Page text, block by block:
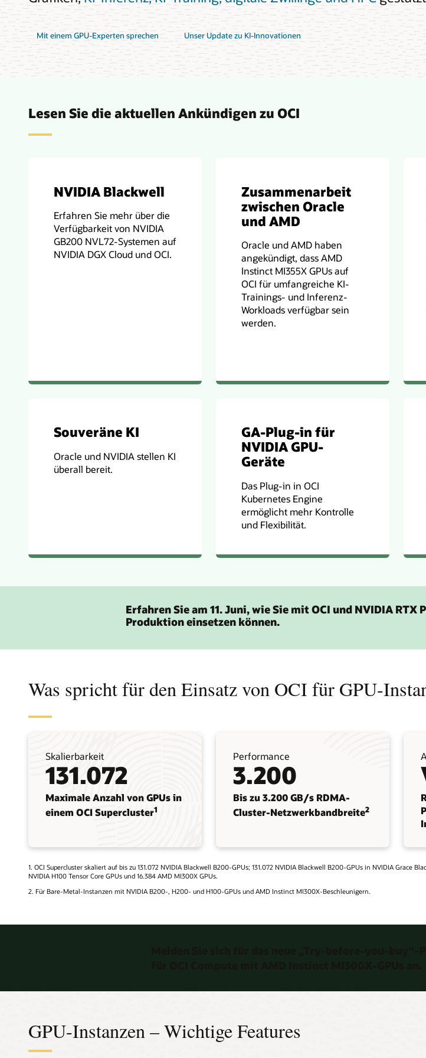
Mit einem GPU-Experten sprechen Unser Update zu KI-Innovationen
Lesen Sie die aktuellen Ankündigen zu OCI
NVIDIA Blackwell
Erfahren Sie mehr über die
Verfügbarkeit von NVIDIA
GB200 NVL72-Systemen auf
NVIDIA DGX Cloud und OCI.
Zusammenarbeit
zwischen Oracle
und AMD
Oracle und AMD haben
angekündigt, dass AMD
Instinct MI355X GPUs auf
OCI für umfangreiche KI-
Trainings- und Inferenz-
Workloads verfügbar sein
werden.
Souveräne KI
Oracle und NVIDIA stellen KI
überall bereit.
GA-Plug-in für
NVIDIA GPU-
Geräte
Das Plug-in in OCI
Kubernetes Engine
ermöglicht mehr Kontrolle
und Flexibilität.
Erfahren Sie am 11. Juni, wie Sie mit OCI und NVIDIA RTX
Produktion einsetzen können.
Was spricht für den Einsatz von OCI für GPU-
Skalierbarkeit
131.072
Maximale Anzahl von GPUs in
einem OCI Supercluster1
Performance
3.200
Bis zu 3.200 GB/s RDMA-
Cluster-Netzwerkbandbreite2
1. OCI Supercluster skaliert auf bis zu 131.072 NVIDIA Blackwell B200-GPUs; 131.072 NVIDIA Blackwell B200-GPUs in NVIDIA Grace
NVIDIA H100 Tensor Core GPUs und 16.384 AMD MI300X GPUs.
2. Für Bare-Metal-Instanzen mit NVIDIA B200-, H200- und H100-GPUs und AMD Instinct MI300X-Beschleunigern.
GPU-Instanzen – Wichtige Features